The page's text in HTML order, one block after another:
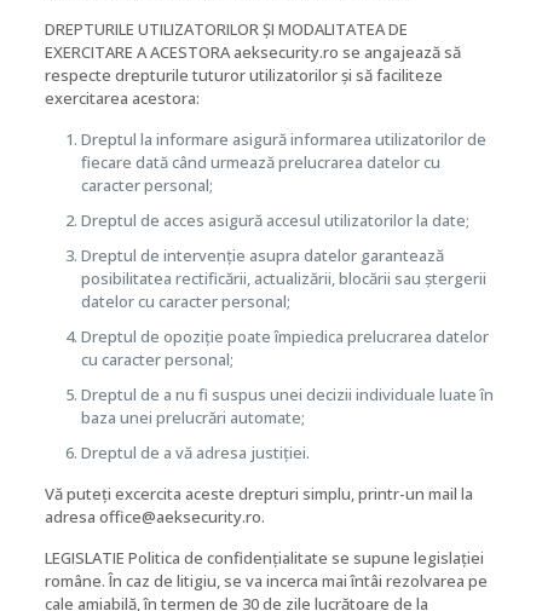
DREPTURILE UTILIZATORILOR ȘI MODALITATEA DE
EXERCITARE A ACESTORA aeksecurity.ro se angajează să
respecte drepturile tuturor utilizatorilor și să faciliteze
exercitarea acestora:
Dreptul la informare asigură informarea utilizatorilor de
fiecare dată când urmează prelucrarea datelor cu
caracter personal;
Dreptul de acces asigură accesul utilizatorilor la date;
Dreptul de intervenție asupra datelor garantează
posibilitatea rectificării, actualizării, blocării sau ștergerii
datelor cu caracter personal;
Dreptul de opoziție poate împiedica prelucrarea datelor
cu caracter personal;
Dreptul de a nu fi suspus unei decizii individuale luate în
baza unei prelucrări automate;
Dreptul de a vă adresa justiției.
Vă puteți excercita aceste drepturi simplu, printr-un mail la
adresa office@aeksecurity.ro.
LEGISLATIE Politica de confidențialitate se supune legislației
române. În caz de litigiu, se va incerca mai întâi rezolvarea pe
cale amiabilă, în termen de 30 de zile lucrătoare de la